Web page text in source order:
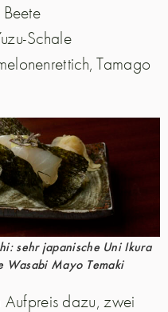
Schale
Tamago
sehr japanische Uni Ikura
Wasabi Mayo Temaki
dazu, zwei